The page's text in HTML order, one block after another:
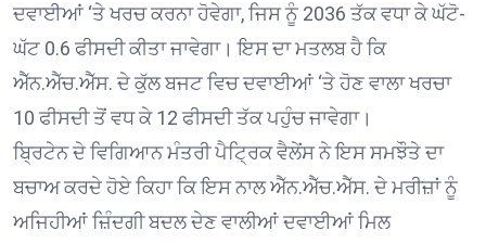
ਦਵਾਈਆਂ ‘ਤੇ ਖਰਚ ਕਰਨਾ ਹੋਵੇਗਾ, ਜਿਸ ਨੂੰ 2036 ਤੱਕ ਵਧਾ ਕੇ ਘੱਟੋ-
ਘੱਟ 0.6 ਫੀਸਦੀ ਕੀਤਾ ਜਾਵੇਗਾ। ਇਸ ਦਾ ਮਤਲਬ ਹੈ ਕਿ
ਐੱਨ.ਐੱਚ.ਐੱਸ. ਦੇ ਕੁੱਲ ਬਜਟ ਵਿਚ ਦਵਾਈਆਂ ‘ਤੇ ਹੋਣ ਵਾਲਾ ਖਰਚਾ
10 ਫੀਸਦੀ ਤੋਂ ਵਧ ਕੇ 12 ਫੀਸਦੀ ਤੱਕ ਪਹੁੰਚ ਜਾਵੇਗਾ।
ਬ੍ਰਿਟੇਨ ਦੇ ਵਿਗਿਆਨ ਮੰਤਰੀ ਪੈਟ੍ਰਿਕ ਵੈਲੇਂਸ ਨੇ ਇਸ ਸਮਝੌਤੇ ਦਾ
ਬਚਾਅ ਕਰਦੇ ਹੋਏ ਕਿਹਾ ਕਿ ਇਸ ਨਾਲ ਐੱਨ.ਐੱਚ.ਐੱਸ. ਦੇ ਮਰੀਜ਼ਾਂ ਨੂੰ
ਅਜਿਹੀਆਂ ਜ਼ਿੰਦਗੀ ਬਦਲ ਦੇਣ ਵਾਲੀਆਂ ਦਵਾਈਆਂ ਮਿਲ